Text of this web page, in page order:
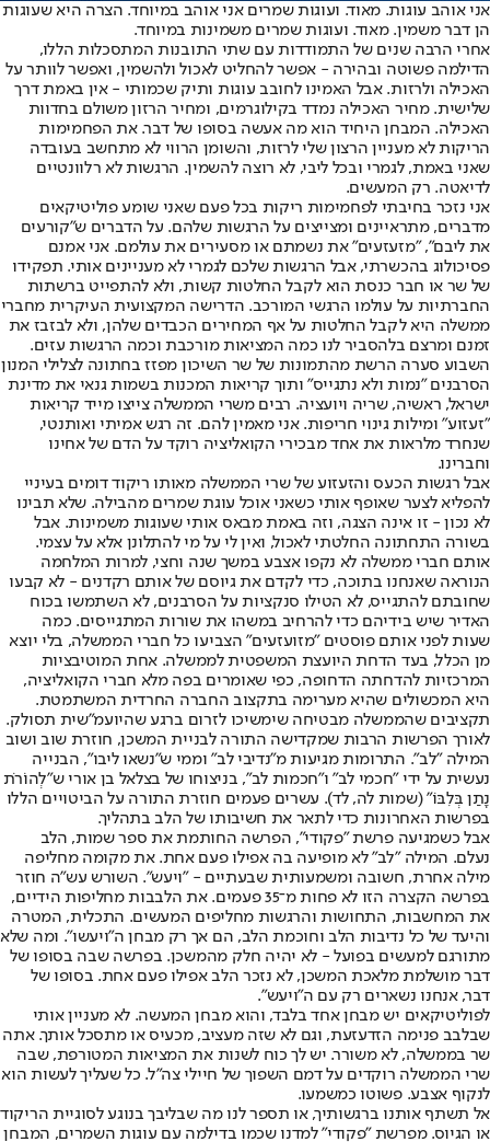
אני אוהב עוגות. מאוד. ועוגות שמרים אני אוהב במיוחד. הצרה היא שעוגות
הן דבר משמין. מאוד. ועוגות שמרים משמינות במיוחד.
אחרי הרבה שנים של התמודדות עם שתי התובנות המתסכלות הללו,
הדילמה פשוטה ובהירה - אפשר להחליט לאכול ולהשמין, ואפשר לוותר על
האכילה ולרזות. אבל האמינו לחובב עוגות ותיק שכמותי - אין באמת דרך
שלישית. מחיר האכילה נמדד בקילוגרמים, ומחיר הרזון משולם בחדוות
האכילה. המבחן היחיד הוא מה אעשה בסופו של דבר. את הפחמימות
הריקות לא מעניין הרצון שלי לרזות, והשומן הרווי לא מתחשב בעובדה
שאני באמת, לגמרי ובכל ליבי, לא רוצה להשמין. הרגשות לא רלוונטיים
לדיאטה. רק המעשים.
אני נזכר בחיבתי לפחמימות ריקות בכל פעם שאני שומע פוליטיקאים
מדברים, מתראיינים ומצייצים על הרגשות שלהם. על הדברים ש"קורעים
את ליבם", "מזעזעים" את נשמתם או מסעירים את עולמם. אני אמנם
פסיכולוג בהכשרתי, אבל הרגשות שלכם לגמרי לא מעניינים אותי. תפקידו
של שר או חבר כנסת הוא לקבל החלטות קשות, ולא להתפייט ברשתות
החברתיות על עולמו הרגשי המורכב. הדרישה המקצועית העיקרית מחברי
ממשלה היא לקבל החלטות על אף המחירים הכבדים שלהן, ולא לבזבז את
זמנם ומרצם בלהסביר לנו כמה המציאות מורכבת וכמה הרגשות עזים.
השבוע סערה הרשת מהתמונות של שר השיכון מפזז בחתונה לצלילי המנון
הסרבנים "נמות ולא נתגייס" ותוך קריאות המכנות בשמות גנאי את מדינת
ישראל, ראשיה, שריה ויועציה. רבים משרי הממשלה צייצו מייד קריאות
"זעזוע" ומילות גינוי חריפות. אני מאמין להם. זה רגש אמיתי ואותנטי,
שנחרד מלראות את אחד מבכירי הקואליציה רוקד על הדם של אחינו
וחברינו.
אבל רגשות הכעס והזעזוע של שרי הממשלה מאותו ריקוד דומים בעיניי
להפליא לצער שאופף אותי כשאני אוכל עוגת שמרים מהבילה. שלא תבינו
לא נכון - זו אינה הצגה, וזה באמת מבאס אותי שעוגות משמינות. אבל
בשורה התחתונה החלטתי לאכול, ואין לי על מי להתלונן אלא על עצמי.
אותם חברי ממשלה לא נקפו אצבע במשך שנה וחצי, למרות המלחמה
הנוראה שאנחנו בתוכה, כדי לקדם את גיוסם של אותם רקדנים - לא קבעו
שחובתם להתגייס, לא הטילו סנקציות על הסרבנים, לא השתמשו בכוח
האדיר שיש בידיהם כדי להרחיב במשהו את שורות המתגייסים. כמה
שעות לפני אותם פוסטים "מזועזעים" הצביעו כל חברי הממשלה, בלי יוצא
מן הכלל, בעד הדחת היועצת המשפטית לממשלה. אחת המוטיבציות
המרכזיות להדחתה הדחופה, כפי שאומרים בפה מלא חברי הקואליציה,
היא המכשולים שהיא מערימה בתקצוב החברה החרדית המשתמטת.
תקציבים שהממשלה מבטיחה שימשיכו לזרום ברגע שהיועמ"שית תסולק.
לאורך הפרשות הרבות שמקדישה התורה לבניית המשכן, חוזרת שוב ושוב
המילה "לב". התרומות מגיעות מ"נדיבי לב" וממי ש"נשאו ליבו", הבנייה
נעשית על ידי "חכמי לב" ו"חכמות לב", בניצוחו של בצלאל בן אורי ש"לְהוֹרֹת
נָתַן בְּלִבּוֹ" (שמות לה, לד). עשרים פעמים חוזרת התורה על הביטויים הללו
בפרשות האחרונות כדי לתאר את חשיבותו של הלב בתהליך.
אבל כשמגיעה פרשת "פקודי", הפרשה החותמת את ספר שמות, הלב
נעלם. המילה "לב" לא מופיעה בה אפילו פעם אחת. את מקומה מחליפה
מילה אחרת, חשובה ומשמעותית שבעתיים - "ויעש". השורש עש"ה חוזר
בפרשה הקצרה הזו לא פחות מ־35 פעמים. את הלבבות מחליפות הידיים,
את המחשבות, התחושות והרגשות מחליפים המעשים. התכלית, המטרה
והיעד של כל נדיבות הלב וחוכמת הלב, הם אך רק מבחן ה"ויעשו". ומה שלא
מתורגם למעשים בפועל - לא יהיה חלק מהמשכן. בפרשה שבה בסופו של
דבר מושלמת מלאכת המשכן, לא נזכר הלב אפילו פעם אחת. בסופו של
דבר, אנחנו נשארים רק עם ה"ויעש".
לפוליטיקאים יש מבחן אחד בלבד, והוא מבחן המעשה. לא מעניין אותי
שבלבב פנימה הזדעזעת, וגם לא שזה מעציב, מכעיס או מתסכל אותך. אתה
שר בממשלה, לא משורר. יש לך כוח לשנות את המציאות המטורפת, שבה
שרי הממשלה רוקדים על דמם השפוך של חיילי צה"ל. כל שעליך לעשות הוא
לנקוף אצבע. פשוטו כמשמעו.
אל תשתף אותנו ברגשותיך, או תספר לנו מה שבליבך בנוגע לסוגיית הריקוד
או הגיוס. מפרשת "פקודי" למדנו שכמו בדילמה עם עוגות השמרים, המבחן